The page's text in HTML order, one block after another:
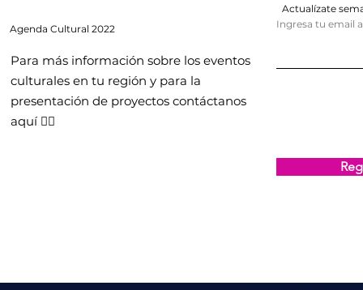
Agenda Cultural 2022
Para más información sobre los eventos
culturales en tu región y para la
presentación de proyectos contáctanos
aquí 👇🏻
Actualízate
Ingresa tu email